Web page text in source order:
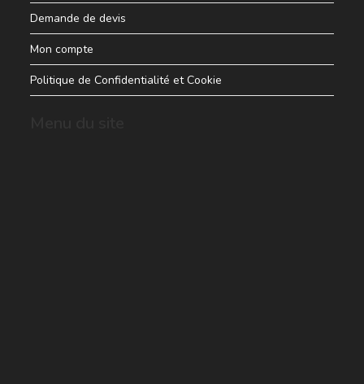
Demande de devis
Mon compte
Politique de Confidentialité et Cookie